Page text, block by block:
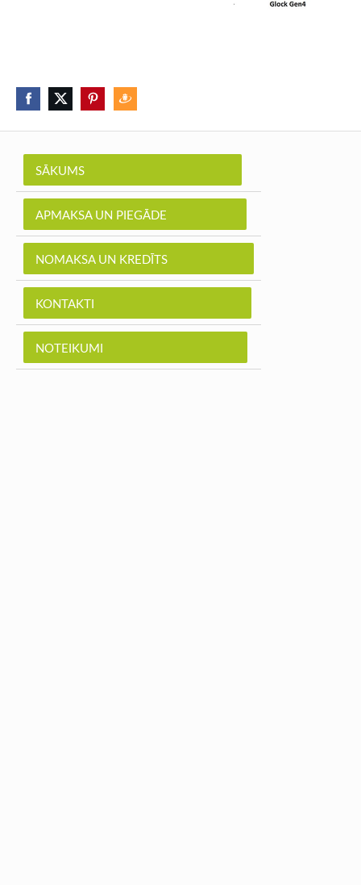
SĀKUMS
APMAKSA UN PIEGĀDE
NOMAKSA UN KREDĪTS
KONTAKTI
NOTEIKUMI